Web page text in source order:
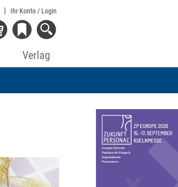
Ihr Konto / Login
Verlag